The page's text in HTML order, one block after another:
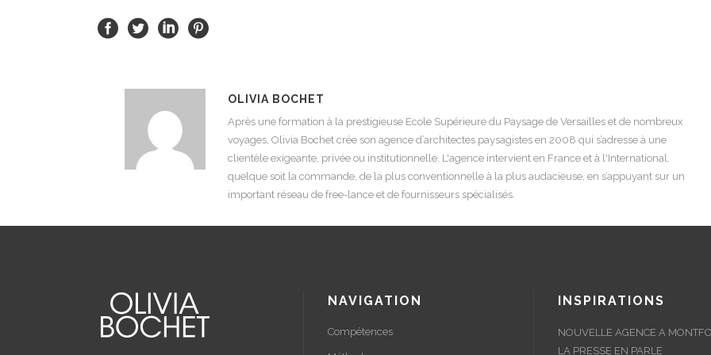
OLIVIA BOCHET
Après une formation à la prestigieuse Ecole Supérieure du Paysage de Versailles et de nombreux
voyages, Olivia Bochet crée son agence d’architectes paysagistes en 2008 qui s’adresse à une
clientèle exigeante, privée ou institutionnelle. L'agence intervient en France et à l'International,
quelque soit la commande, de la plus conventionnelle à la plus audacieuse, en s’appuyant sur un
important réseau de free-lance et de fournisseurs spécialisés.
NAVIGATION
Compétences
INSPIRATIONS
NOUVELLE AGENCE A
LA PRESSE EN PARLE